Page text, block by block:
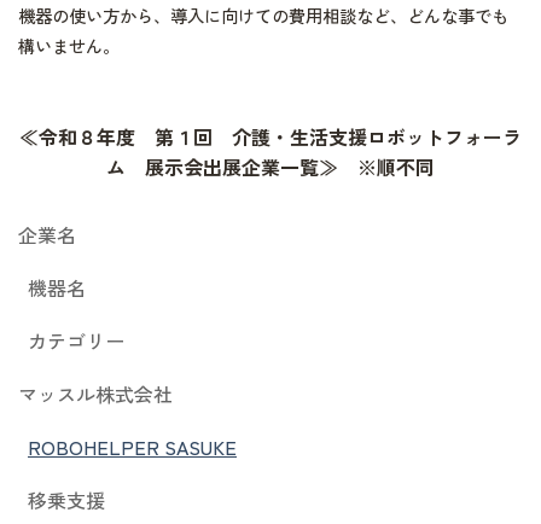
機器の使い方から、導入に向けての費用相談など、どんな事でも
構いません。
≪令和８年度 第１回 介護・生活支援ロボットフォーラ
ム 展示会出展企業一覧≫ ※順不同
企業名
機器名
カテゴリー
マッスル株式会社
ROBOHELPER SASUKE
移乗支援